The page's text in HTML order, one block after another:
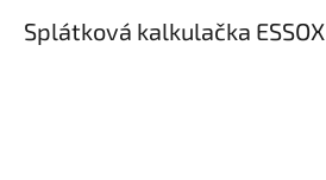
Splátková kalkulačka ESSOX